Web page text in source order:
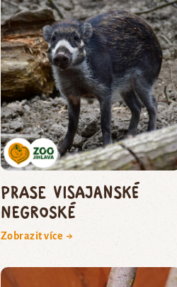
prase visajanské
negroské
Zobrazit více →